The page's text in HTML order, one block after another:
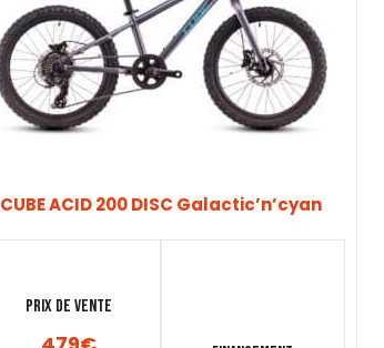
CUBE ACID 200 DISC Galactic’n’cyan
Prix de vente